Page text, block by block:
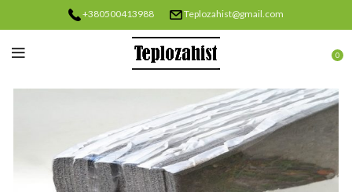
+380500413988 Teplozahist@gmail.com
0